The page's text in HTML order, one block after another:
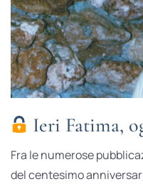
Ieri Fatima,
Fra le numerose
del centesimo